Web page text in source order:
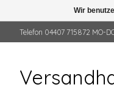
Telefon 04407 715872 MO-
Wir